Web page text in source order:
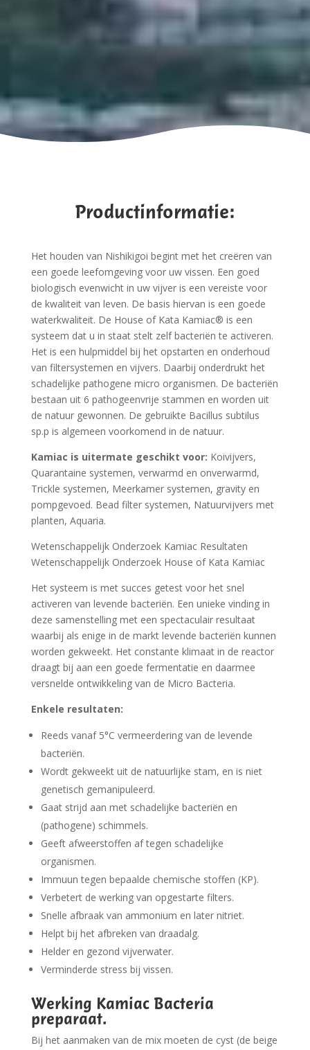
Productinformatie:
Het houden van Nishikigoi begint met het creëren van
een goede leefomgeving voor uw vissen. Een goed
biologisch evenwicht in uw vijver is een vereiste voor
de kwaliteit van leven. De basis hiervan is een goede
waterkwaliteit. De House of Kata Kamiac® is een
systeem dat u in staat stelt zelf bacteriën te activeren.
Het is een hulpmiddel bij het opstarten en onderhoud
van filtersystemen en vijvers. Daarbij onderdrukt het
schadelijke pathogene micro organismen. De bacteriën
bestaan uit 6 pathogeenvrije stammen en worden uit
de natuur gewonnen. De gebruikte Bacillus subtilus
sp.p is algemeen voorkomend in de natuur.
Kamiac is uitermate geschikt voor: Koivijvers,
Quarantaine systemen, verwarmd en onverwarmd,
Trickle systemen, Meerkamer systemen, gravity en
pompgevoed. Bead filter systemen, Natuurvijvers met
planten, Aquaria.
Wetenschappelijk Onderzoek Kamiac Resultaten
Wetenschappelijk Onderzoek House of Kata Kamiac
Het systeem is met succes getest voor het snel
activeren van levende bacteriën. Een unieke vinding in
deze samenstelling met een spectaculair resultaat
waarbij als enige in de markt levende bacteriën kunnen
worden gekweekt. Het constante klimaat in de reactor
draagt bij aan een goede fermentatie en daarmee
versnelde ontwikkeling van de Micro Bacteria.
Enkele resultaten:
Reeds vanaf 5°C vermeerdering van de levende
bacteriën.
Wordt gekweekt uit de natuurlijke stam, en is niet
genetisch gemanipuleerd.
Gaat strijd aan met schadelijke bacteriën en
(pathogene) schimmels.
Geeft afweerstoffen af tegen schadelijke
organismen.
Immuun tegen bepaalde chemische stoffen (KP).
Verbetert de werking van opgestarte filters.
Snelle afbraak van ammonium en later nitriet.
Helpt bij het afbreken van draadalg.
Helder en gezond vijverwater.
Verminderde stress bij vissen.
Werking Kamiac Bacteria
preparaat.
Bij het aanmaken van de mix moeten de cyst (de beige